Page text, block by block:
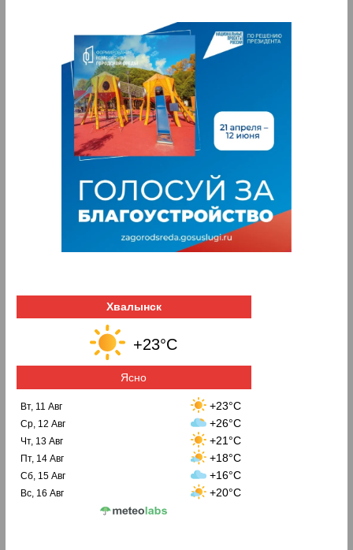
Хвалынск
+23°C
Ясно
Вт, 11 Авг +23°C
Ср, 12 Авг +26°C
Чт, 13 Авг +21°C
Пт, 14 Авг +18°C
Сб, 15 Авг +16°C
Вс, 16 Авг +20°C